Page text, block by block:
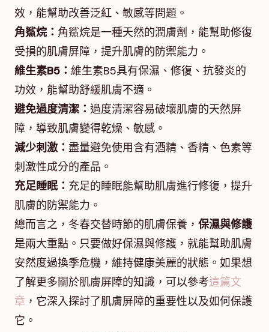
效，能幫助改善泛紅、敏感等問題。
角鯊烷： 角鯊烷是一種天然的潤膚劑，能幫助修復
受損的肌膚屏障，提升肌膚的防禦能力。
維生素B5： 維生素B5具有保濕、修復、抗發炎的
功效，能幫助舒緩肌膚不適。
避免過度清潔： 過度清潔容易破壞肌膚的天然屏
障，導致肌膚變得乾燥、敏感。
減少刺激： 盡量避免使用含有酒精、香精、色素等
刺激性成分的產品。
充足睡眠： 充足的睡眠能幫助肌膚進行修復，提升
肌膚的防禦能力。
總而言之，冬春交替時節的肌膚保養， 保濕與修護
是兩大重點。只要做好保濕與修護，就能幫助肌膚
安然度過換季危機，維持健康美麗的狀態。如果想
了解更多關於肌膚屏障的知識，可以參考這篇文
章 ，它深入探討了肌膚屏障的重要性以及如何保護
它。